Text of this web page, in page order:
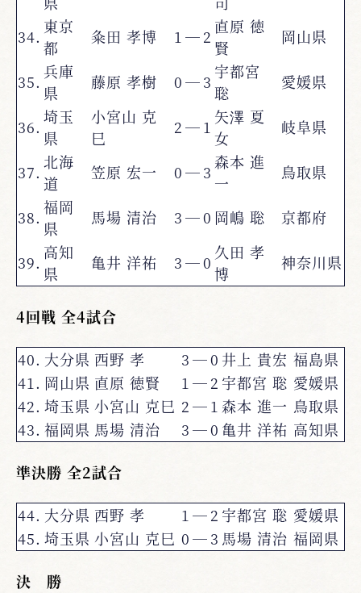
34. 東京
都
粂田 孝博 1―2 直原 徳
賢
岡山県
35. 兵庫
県
藤原 孝樹 0―3 宇都宮
聡
愛媛県
36. 埼玉
県
小宮山 克
巳
2―1 矢澤 夏
女
岐阜県
37. 北海
道
笠原 宏一 0―3 森本 進
一
鳥取県
38. 福岡
県
馬場 清治 3―0 岡嶋 聡 京都府
39. 高知
県
亀井 洋祐 3―0 久田 孝
博
神奈川県
4回戦 全4試合
40. 大分県 西野 孝 3―0 井上 貴宏 福島県
41. 岡山県 直原 徳賢 1―2 宇都宮 聡 愛媛県
42. 埼玉県 小宮山 克巳 2―1 森本 進一 鳥取県
43. 福岡県 馬場 清治 3―0 亀井 洋祐 高知県
準決勝 全2試合
44. 大分県 西野 孝 1 ―2 宇都宮 聡 愛媛県
45. 埼玉県 小宮山 克巳 0―3 馬場 清治 福岡県
決 勝